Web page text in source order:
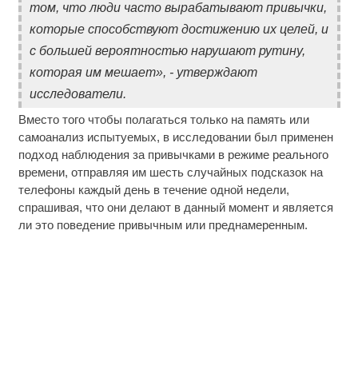
том, что люди часто вырабатывают привычки,
которые способствуют достижению их целей, и
с большей вероятностью нарушают рутину,
которая им мешает», - утверждают
исследователи.
Вместо того чтобы полагаться только на память или
самоанализ испытуемых, в исследовании был применен
подход наблюдения за привычками в режиме реального
времени, отправляя им шесть случайных подсказок на
телефоны каждый день в течение одной недели,
спрашивая, что они делают в данный момент и является
ли это поведение привычным или преднамеренным.